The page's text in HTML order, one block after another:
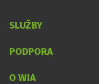
SLUŽBY
PODPORA
O WIA